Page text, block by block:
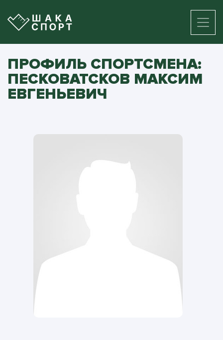
ПРОФИЛЬ СПОРТСМЕНА:
ПЕСКОВАТСКОВ МАКСИМ
ЕВГЕНЬЕВИЧ